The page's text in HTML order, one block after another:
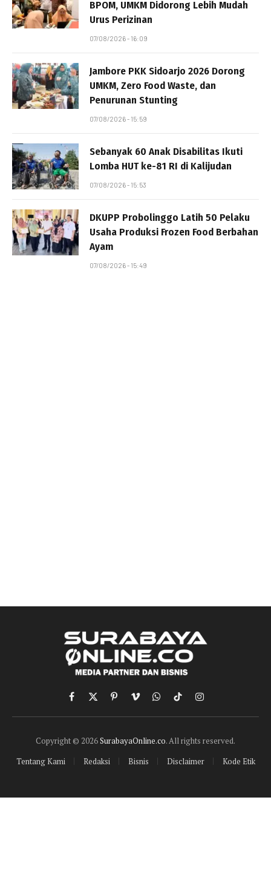
BPOM, UMKM Didorong Lebih Mudah
Urus Perizinan
07/08/2026 - 16:09
Jambore PKK Sidoarjo 2026 Dorong
UMKM, Zero Food Waste, dan
Penurunan Stunting
07/08/2026 - 15:59
Sebanyak 60 Anak Disabilitas Ikuti
Lomba HUT ke-81 RI di Kalijudan
07/08/2026 - 15:53
DKUPP Probolinggo Latih 50 Pelaku
Usaha Produksi Frozen Food Berbahan
Ayam
07/08/2026 - 15:49
Facebook
X
(Twitter)
PinterestVimeoWhatsApp
TikTokInstagram
Copyright © 2026SurabayaOnline.co. All rights reserved.
Tentang Kami
Redaksi Bisnis Disclaimer Kode Etik